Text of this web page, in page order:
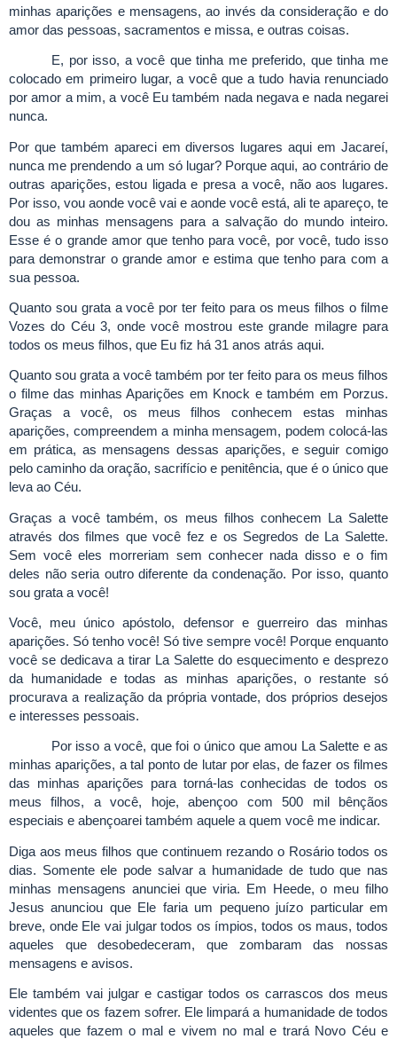
minhas aparições e mensagens, ao invés da consideração e do
amor das pessoas, sacramentos e missa, e outras coisas.
E, por isso, a você que tinha me preferido, que tinha me
colocado em primeiro lugar, a você que a tudo havia renunciado
por amor a mim, a você Eu também nada negava e nada negarei
nunca.
Por que também apareci em diversos lugares aqui em Jacareí,
nunca me prendendo a um só lugar? Porque aqui, ao contrário de
outras aparições, estou ligada e presa a você, não aos lugares.
Por isso, vou aonde você vai e aonde você está, ali te apareço, te
dou as minhas mensagens para a salvação do mundo inteiro.
Esse é o grande amor que tenho para você, por você, tudo isso
para demonstrar o grande amor e estima que tenho para com a
sua pessoa.
Quanto sou grata a você por ter feito para os meus filhos o filme
Vozes do Céu 3, onde você mostrou este grande milagre para
todos os meus filhos, que Eu fiz há 31 anos atrás aqui.
Quanto sou grata a você também por ter feito para os meus filhos
o filme das minhas Aparições em Knock e também em Porzus.
Graças a você, os meus filhos conhecem estas minhas
aparições, compreendem a minha mensagem, podem colocá-las
em prática, as mensagens dessas aparições, e seguir comigo
pelo caminho da oração, sacrifício e penitência, que é o único que
leva ao Céu.
Graças a você também, os meus filhos conhecem La Salette
através dos filmes que você fez e os Segredos de La Salette.
Sem você eles morreriam sem conhecer nada disso e o fim
deles não seria outro diferente da condenação. Por isso, quanto
sou grata a você!
Você, meu único apóstolo, defensor e guerreiro das minhas
aparições. Só tenho você! Só tive sempre você! Porque enquanto
você se dedicava a tirar La Salette do esquecimento e desprezo
da humanidade e todas as minhas aparições, o restante só
procurava a realização da própria vontade, dos próprios desejos
e interesses pessoais.
Por isso a você, que foi o único que amou La Salette e as
minhas aparições, a tal ponto de lutar por elas, de fazer os filmes
das minhas aparições para torná-las conhecidas de todos os
meus filhos, a você, hoje, abençoo com 500 mil bênçãos
especiais e abençoarei também aquele a quem você me indicar.
Diga aos meus filhos que continuem rezando o Rosário todos os
dias. Somente ele pode salvar a humanidade de tudo que nas
minhas mensagens anunciei que viria. Em Heede, o meu filho
Jesus anunciou que Ele faria um pequeno juízo particular em
breve, onde Ele vai julgar todos os ímpios, todos os maus, todos
aqueles que desobedeceram, que zombaram das nossas
mensagens e avisos.
Ele também vai julgar e castigar todos os carrascos dos meus
videntes que os fazem sofrer. Ele limpará a humanidade de todos
aqueles que fazem o mal e vivem no mal e trará Novo Céu e